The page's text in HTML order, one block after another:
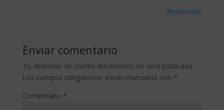
Responder
Enviar comentario
Tu dirección de correo electrónico no será publicada.
Los campos obligatorios están marcados con *
Comentario *